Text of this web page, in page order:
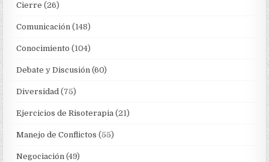
Cierre (26)
Comunicación (148)
Conocimiento (104)
Debate y Discusión (60)
Diversidad (75)
Ejercicios de Risoterapia (21)
Manejo de Conflictos (55)
Negociación (49)